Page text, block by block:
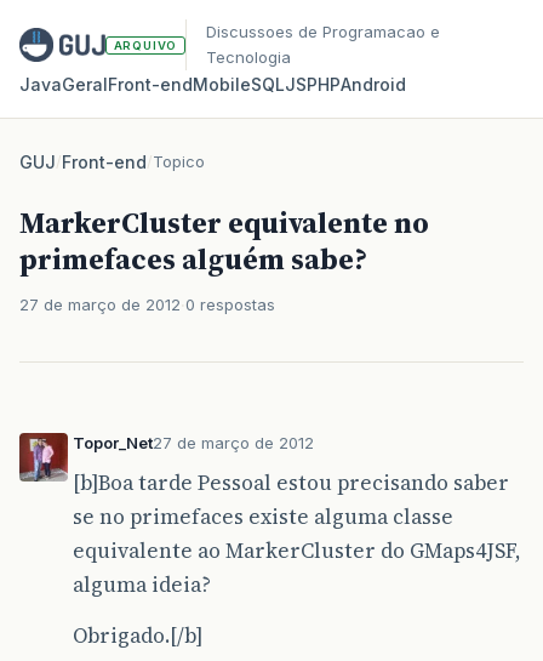
ARQUIVO
Discussoes de Programacao e
Tecnologia
JavaGeralFront‑endMobileSQLJSPHPAndroid
GUJ/Front-end/Topico
MarkerCluster equivalente no
primefaces alguém sabe?
27 de março de 2012 0 respostas
Topor_Net27 de março de 2012
[b]Boa tarde Pessoal estou precisando saber
se no primefaces existe alguma classe
equivalente ao MarkerCluster do GMaps4JSF,
alguma ideia?
Obrigado.[/b]